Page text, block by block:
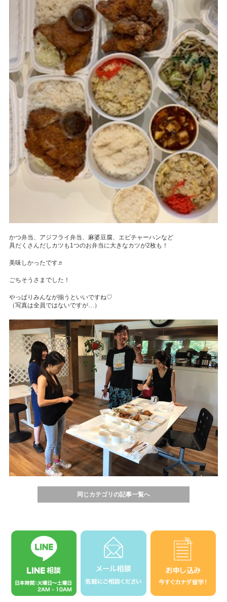
かつ弁当、アジフライ弁当、麻婆豆腐、エビチャーハンなど
具だくさんだしカツも1つのお弁当に大きなカツが2枚も！
美味しかったです♬
ごちそうさまでした！
やっぱりみんなが揃うといいですね♡
（写真は全員ではないですが…）
同じカテゴリの記事一覧へ